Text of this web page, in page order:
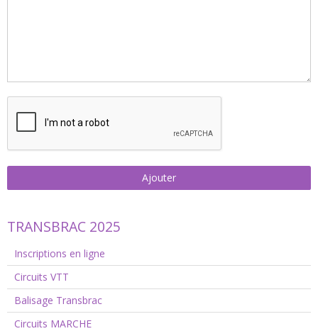
Ajouter
TRANSBRAC 2025
Inscriptions en ligne
Circuits VTT
Balisage Transbrac
Circuits MARCHE